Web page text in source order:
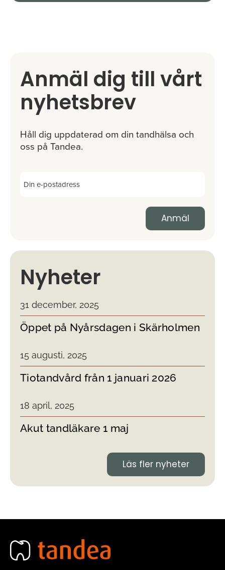
Anmäl dig till vårt
nyhetsbrev
Håll dig uppdaterad om din tandhälsa och
oss på Tandea.
Nyheter
31 december, 2025
Öppet på Nyårsdagen i Skärholmen
15 augusti, 2025
Tiotandvård från 1 januari 2026
18 april, 2025
Akut tandläkare 1 maj
Läs fler nyheter